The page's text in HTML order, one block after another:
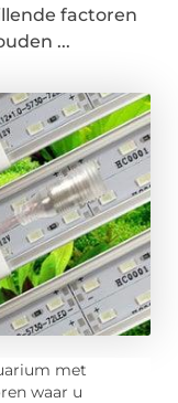
factoren
...
met
waar u